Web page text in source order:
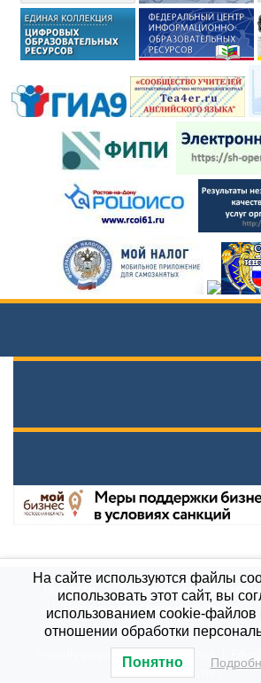
Новости
Документы
Противодействие коррупции
МБОУ \"Гимназия им.
Proudly powered by WordPress
Themes
На сайте используются файлы
использовать этот сайт, вы
использованием cookie-файлов
отношении обработки
Понятно